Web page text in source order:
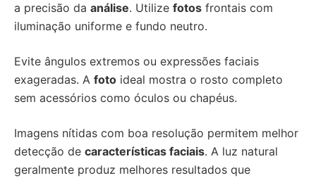
a precisão da análise. Utilize fotos frontais com
iluminação uniforme e fundo neutro.
Evite ângulos extremos ou expressões faciais
exageradas. A foto ideal mostra o rosto completo
sem acessórios como óculos ou chapéus.
Imagens nítidas com boa resolução permitem melhor
detecção de características faciais. A luz natural
geralmente produz melhores resultados que